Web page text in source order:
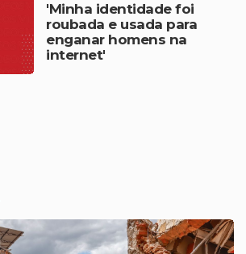
'Minha identidade foi
roubada e usada para
enganar homens na
internet'